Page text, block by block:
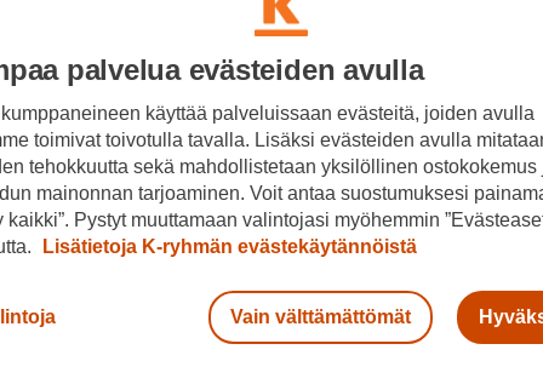
Vapaa-aika
Värit:
Valitse
palvelua evästeiden avulla
käyttää palveluissaan evästeitä, joiden avulla
toimivat toivotulla tavalla. Lisäksi evästeiden avulla
tehokkuutta sekä mahdollistetaan yksilöllinen ostokokemus
mainonnan tarjoaminen. Voit antaa suostumuksesi
kaikki”. Pystyt muuttamaan valintojasi myöhemmin
Lisätietoja K-ryhmän evästekäytännöistä
Vain välttämättömät